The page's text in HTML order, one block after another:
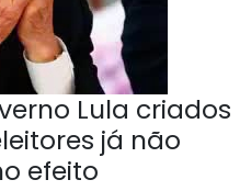
Lula criados
já não
efeito